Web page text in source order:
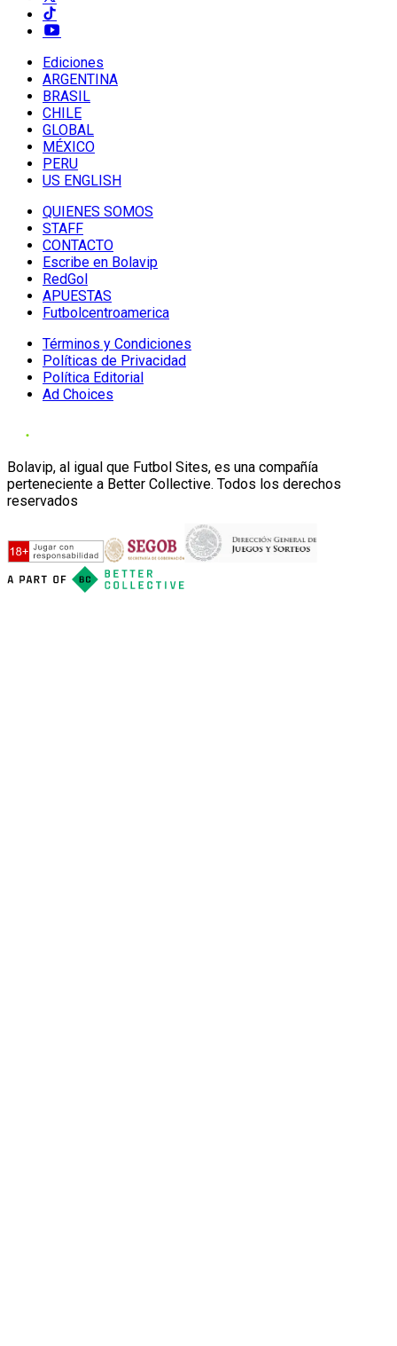
Ediciones
ARGENTINA
BRASIL
CHILE
GLOBAL
MÉXICO
PERU
US ENGLISH
QUIENES SOMOS
STAFF
CONTACTO
Escribe en Bolavip
RedGol
APUESTAS
Futbolcentroamerica
Términos y Condiciones
Políticas de Privacidad
Política Editorial
Ad Choices
Bolavip, al igual que Futbol Sites, es una compañía
perteneciente a Better Collective. Todos los derechos
reservados